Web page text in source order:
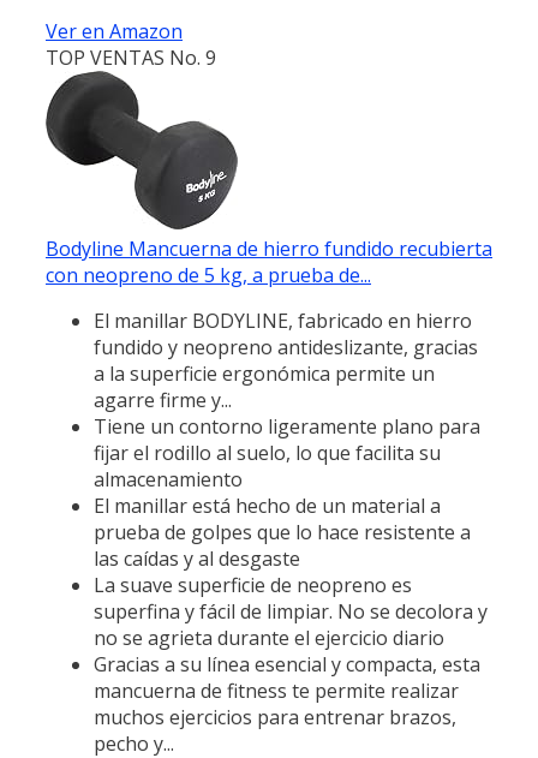
Ver en Amazon
TOP VENTAS No. 9
Bodyline Mancuerna de hierro fundido recubierta
con neopreno de 5 kg, a prueba de...
El manillar BODYLINE, fabricado en hierro
fundido y neopreno antideslizante, gracias
a la superficie ergonómica permite un
agarre firme y...
Tiene un contorno ligeramente plano para
fijar el rodillo al suelo, lo que facilita su
almacenamiento
El manillar está hecho de un material a
prueba de golpes que lo hace resistente a
las caídas y al desgaste
La suave superficie de neopreno es
superfina y fácil de limpiar. No se decolora y
no se agrieta durante el ejercicio diario
Gracias a su línea esencial y compacta, esta
mancuerna de fitness te permite realizar
muchos ejercicios para entrenar brazos,
pecho y...